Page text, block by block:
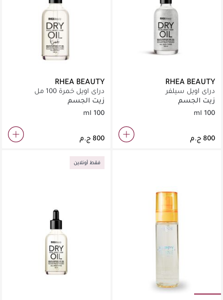
RHEA BEAUTY
دراي اويل سيلفر
زيت الجسم
100 ml
RHEA BEAUTY
دراي اويل خمرة 100 مل
زيت الجسم
100 ml
فقط أونلاين